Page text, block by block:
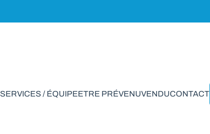
SERVICES / ÉQUIPEETRE PRÉVENUVENDUCONTACT